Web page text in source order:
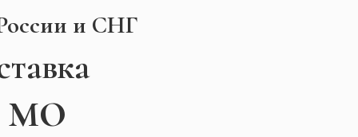
и СНГ
МО